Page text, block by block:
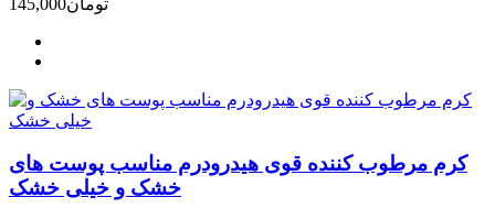
145,000تومان
کرم مرطوب کننده قوی هیدرودرم مناسب پوست های
خشک و خیلی خشک